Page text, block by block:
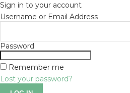
Sign in to your account
Username or Email Address
Password
Remember me
Lost your password?